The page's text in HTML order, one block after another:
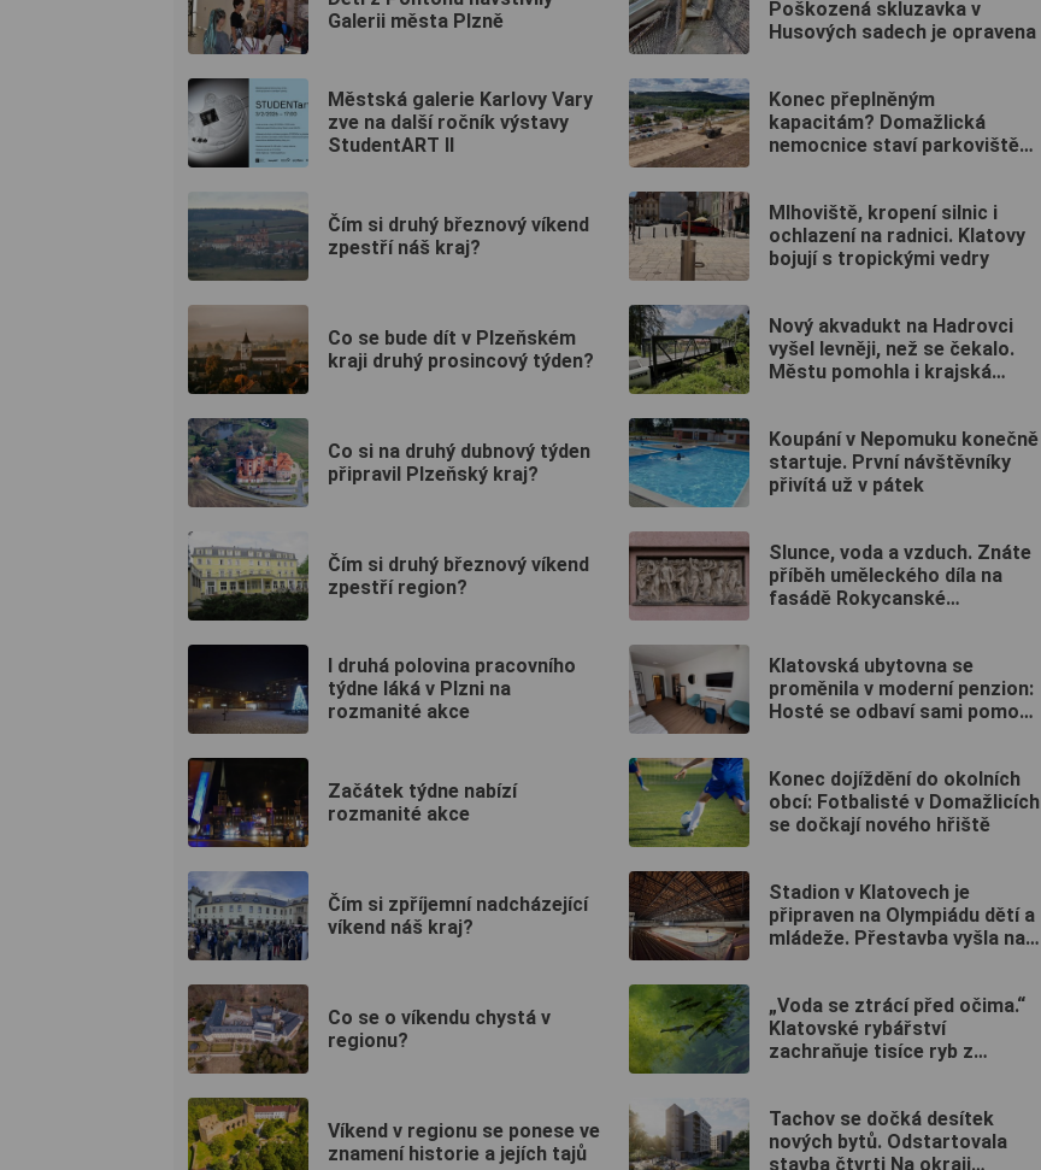
Galerii města Plzně
Městská galerie Karlovy Vary
zve na další ročník výstavy
StudentART II
Čím si druhý březnový víkend
zpestří náš kraj?
Co se bude dít v Plzeňském
kraji druhý prosincový týden?
Co si na druhý dubnový týden
připravil Plzeňský kraj?
Čím si druhý březnový víkend
zpestří region?
I druhá polovina pracovního
týdne láká v Plzni na
rozmanité akce
Začátek týdne nabízí
rozmanité akce
Čím si zpříjemní nadcházející
víkend náš kraj?
Co se o víkendu chystá v
regionu?
Víkend v regionu se ponese ve
znamení historie a jejích tajů
Poškozená skluzavka v
Husových sadech je opravena
Konec přeplněným
kapacitám? Domažlická
nemocnice staví parkoviště
Mlhoviště, kropení silnic i
ochlazení na radnici. Klatovy
bojují s tropickými vedry
Nový akvadukt na Hadrovci
vyšel levněji, než se čekalo.
Městu pomohla i krajská
Koupání v Nepomuku konečně
startuje. První návštěvníky
přivítá už v pátek
Slunce, voda a vzduch. Znáte
příběh uměleckého díla na
fasádě Rokycanské
Klatovská ubytovna se
proměnila v moderní penzion:
Hosté se odbaví sami pomocí
Konec dojíždění do okolních
obcí: Fotbalisté v Domažlicích
se dočkají nového hřiště
Stadion v Klatovech je
připraven na Olympiádu dětí a
mládeže. Přestavba vyšla na
„Voda se ztrácí před očima.“
Klatovské rybářství
zachraňuje tisíce ryb z
Tachov se dočká desítek
nových bytů. Odstartovala
stavba čtvrti Na okraji